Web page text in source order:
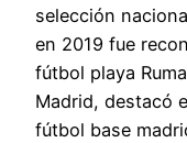
selección
en 2019 fue
fútbol playa
Madrid, destacó
fútbol base